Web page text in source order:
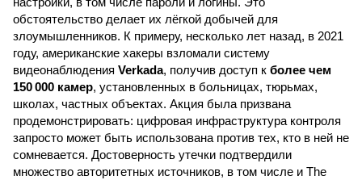
обстоятельство делает их лёгкой добычей для
злоумышленников. К примеру, несколько лет назад, в 2021
году, американские хакеры взломали систему
видеонаблюдения Verkada, получив доступ к более чем
150 000 камер, установленных в больницах, тюрьмах,
школах, частных объектах. Акция была призвана
продемонстрировать: цифровая инфраструктура контроля
запросто может быть использована против тех, кто в ней не
сомневается. Достоверность утечки подтвердили
множество авторитетных источников, в том числе и The